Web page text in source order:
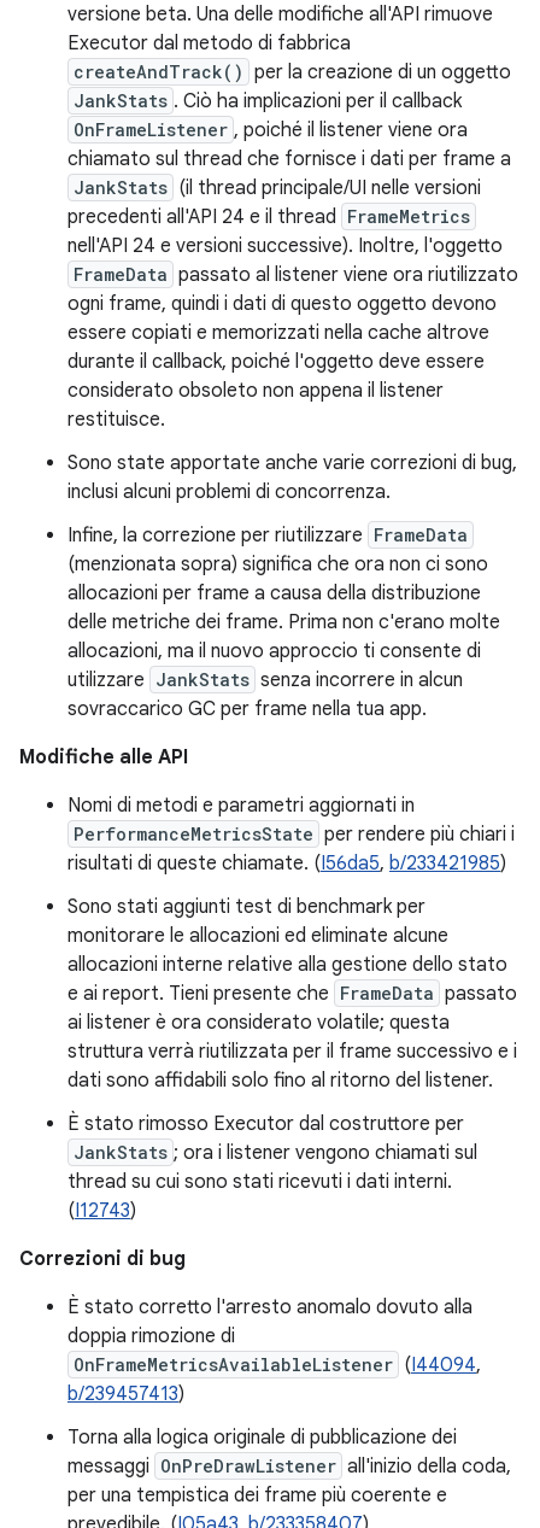
versione beta. Una delle modifiche all'API rimuove
Executor dal metodo di fabbrica
createAndTrack() per la creazione di un oggetto
JankStats . Ciò ha implicazioni per il callback
OnFrameListener , poiché il listener viene ora
chiamato sul thread che fornisce i dati per frame a
JankStats (il thread principale/UI nelle versioni
precedenti all'API 24 e il thread FrameMetrics
nell'API 24 e versioni successive). Inoltre, l'oggetto
FrameData passato al listener viene ora riutilizzato
ogni frame, quindi i dati di questo oggetto devono
essere copiati e memorizzati nella cache altrove
durante il callback, poiché l'oggetto deve essere
considerato obsoleto non appena il listener
restituisce.
Sono state apportate anche varie correzioni di bug,
inclusi alcuni problemi di concorrenza.
Infine, la correzione per riutilizzare FrameData
(menzionata sopra) significa che ora non ci sono
allocazioni per frame a causa della distribuzione
delle metriche dei frame. Prima non c'erano molte
allocazioni, ma il nuovo approccio ti consente di
utilizzare JankStats senza incorrere in alcun
sovraccarico GC per frame nella tua app.
Modifiche alle API
Nomi di metodi e parametri aggiornati in
PerformanceMetricsState per rendere più chiari i
risultati di queste chiamate. (I56da5, b/233421985)
Sono stati aggiunti test di benchmark per
monitorare le allocazioni ed eliminate alcune
allocazioni interne relative alla gestione dello stato
e ai report. Tieni presente che FrameData passato
ai listener è ora considerato volatile; questa
struttura verrà riutilizzata per il frame successivo e i
dati sono affidabili solo fino al ritorno del listener.
È stato rimosso Executor dal costruttore per
JankStats ; ora i listener vengono chiamati sul
thread su cui sono stati ricevuti i dati interni.
(I12743)
Correzioni di bug
È stato corretto l'arresto anomalo dovuto alla
doppia rimozione di
OnFrameMetricsAvailableListener (I44094,
b/239457413)
Torna alla logica originale di pubblicazione dei
messaggi OnPreDrawListener all'inizio della coda,
per una tempistica dei frame più coerente e